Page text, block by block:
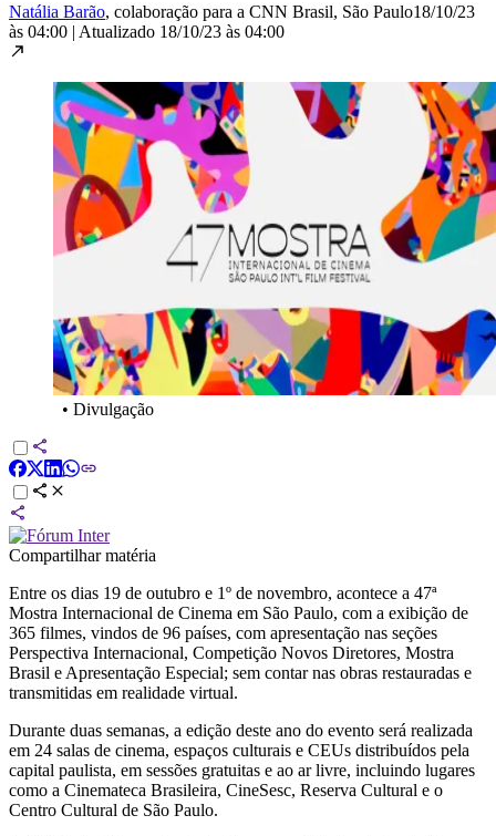
Natália Barão, colaboração para a CNN Brasil, São Paulo18/10/23
às 04:00 | Atualizado 18/10/23 às 04:00
• Divulgação
Compartilhar matéria
Entre os dias 19 de outubro e 1º de novembro, acontece a 47ª
Mostra Internacional de Cinema em São Paulo, com a exibição de
365 filmes, vindos de 96 países, com apresentação nas seções
Perspectiva Internacional, Competição Novos Diretores, Mostra
Brasil e Apresentação Especial; sem contar nas obras restauradas e
transmitidas em realidade virtual.
Durante duas semanas, a edição deste ano do evento será realizada
em 24 salas de cinema, espaços culturais e CEUs distribuídos pela
capital paulista, em sessões gratuitas e ao ar livre, incluindo lugares
como a Cinemateca Brasileira, CineSesc, Reserva Cultural e o
Centro Cultural de São Paulo.